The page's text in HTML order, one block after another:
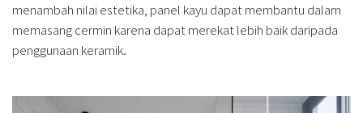
menambah nilai estetika, panel kayu dapat membantu dalam
memasang cermin karena dapat merekat lebih baik daripada
penggunaan keramik.